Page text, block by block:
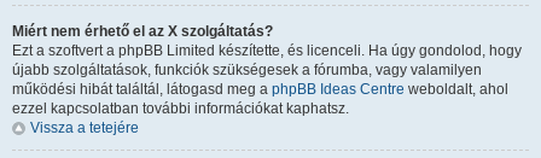
Miért nem érhető el az X szolgáltatás?
Ezt a szoftvert a phpBB Limited készítette, és licenceli. Ha úgy gondolod, hogy
újabb szolgáltatások, funkciók szükségesek a fórumba, vagy valamilyen
működési hibát találtál, látogasd meg a phpBB Ideas Centre weboldalt, ahol
ezzel kapcsolatban további információkat kaphatsz.
Vissza a tetejére